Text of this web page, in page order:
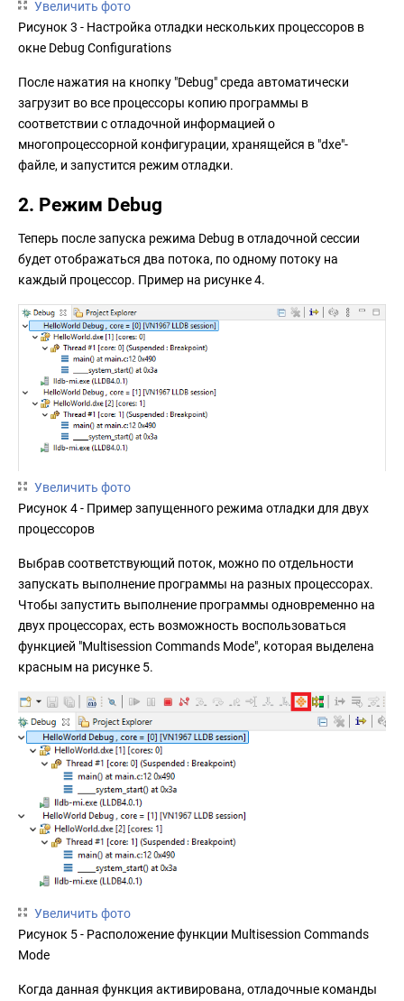
Увеличить фото
Рисунок 3 - Настройка отладки нескольких процессоров в
окне Debug Configurations
После нажатия на кнопку "Debug" среда автоматически
загрузит во все процессоры копию программы в
соответствии с отладочной информацией о
многопроцессорной конфигурации, хранящейся в "dxe"-
файле, и запустится режим отладки.
2. Режим Debug
Теперь после запуска режима Debug в отладочной сессии
будет отображаться два потока, по одному потоку на
каждый процессор. Пример на рисунке 4.
Увеличить фото
Рисунок 4 - Пример запущенного режима отладки для двух
процессоров
Выбрав соответствующий поток, можно по отдельности
запускать выполнение программы на разных процессорах.
Чтобы запустить выполнение программы одновременно на
двух процессорах, есть возможность воспользоваться
функцией "Multisession Commands Mode", которая выделена
красным на рисунке 5.
Увеличить фото
Рисунок 5 - Расположение функции Multisession Commands
Mode
Когда данная функция активирована, отладочные команды